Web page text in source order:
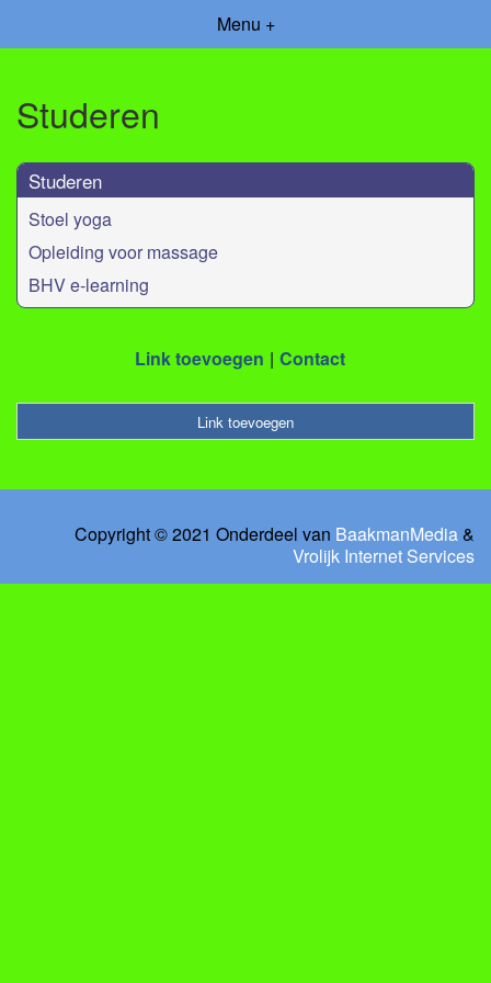
Menu +
Studeren
Studeren
Stoel yoga
Opleiding voor massage
BHV e-learning
Link toevoegen Contact
Link toevoegen
Copyright © 2021 Onderdeel van BaakmanMedia&
Vrolijk Internet Services